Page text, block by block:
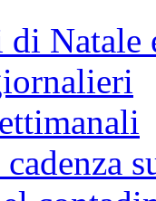
di Natale